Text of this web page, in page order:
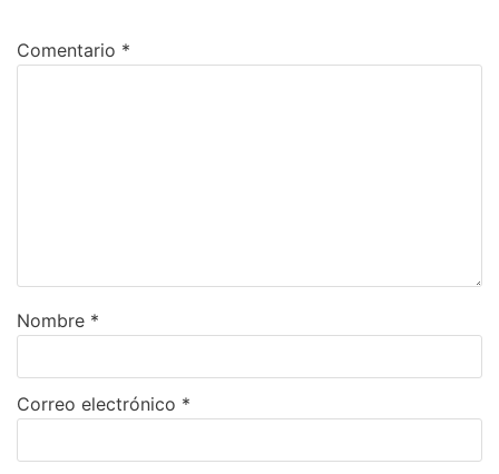
Comentario *
Nombre *
Correo electrónico *